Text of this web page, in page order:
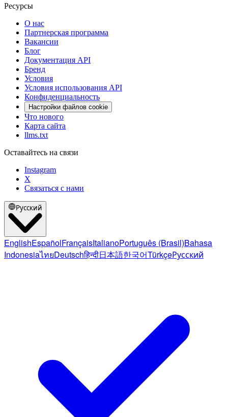
Ресурсы
О нас
Партнерская программа
Вакансии
Блог
Документация API
Бренд
Условия
Условия использования API
Конфиденциальность
Настройки файлов cookie
Что нового
Карта сайта
llms.txt
Оставайтесь на связи
Instagram
X
Связаться с нами
Русский
EnglishEspañolFrançaisItalianoPortuguês (Brasil)Bahasa
IndonesiaไทยDeutschहिन्दी日本語한국어TürkçeРусский